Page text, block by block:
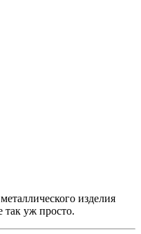
изделия
так уж просто.